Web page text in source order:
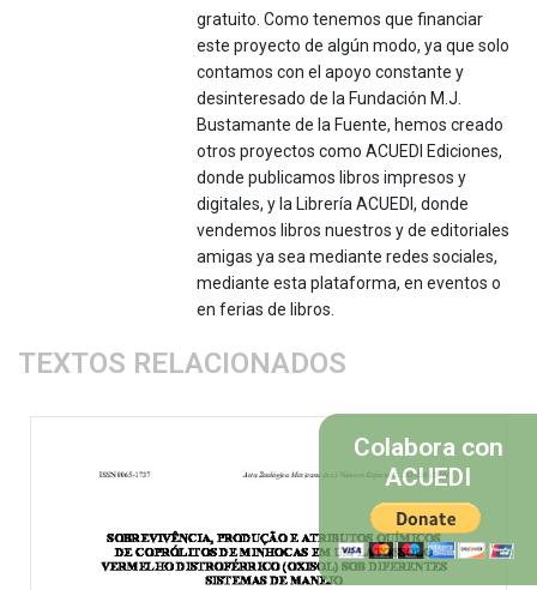
gratuito. Como tenemos que financiar
este proyecto de algún modo, ya que solo
contamos con el apoyo constante y
desinteresado de la Fundación M.J.
Bustamante de la Fuente, hemos creado
otros proyectos como ACUEDI Ediciones,
donde publicamos libros impresos y
digitales, y la Librería ACUEDI, donde
vendemos libros nuestros y de editoriales
amigas ya sea mediante redes sociales,
mediante esta plataforma, en eventos o
en ferias de libros.
TEXTOS RELACIONADOS
Colabora con
ACUEDI